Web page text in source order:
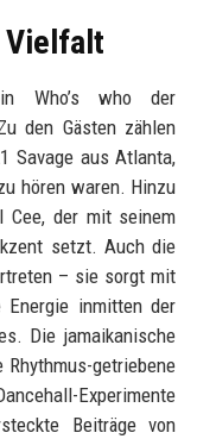
Vielfalt
Who’s who der
den Gästen zählen
Savage aus Atlanta,
hören waren. Hinzu
Cee, der mit seinem
setzt. Auch die
– sie sorgt mit
inmitten der
Die jamaikanische
Rhythmus-getriebene
Experimente
Beiträge von